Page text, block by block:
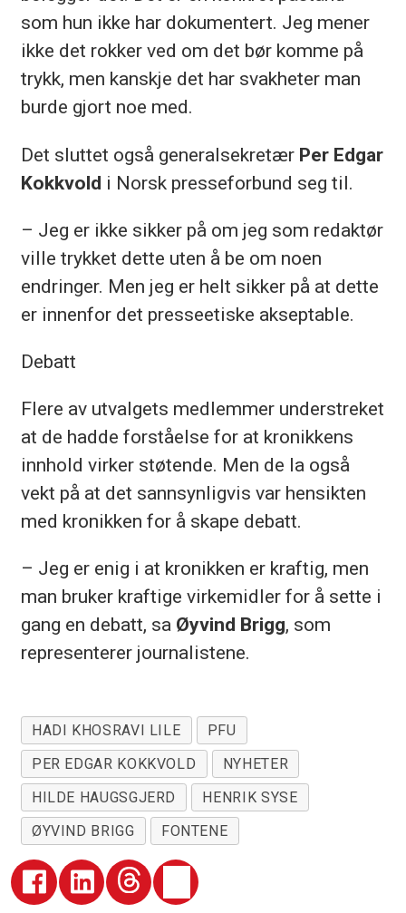
som hun ikke har dokumentert. Jeg mener
ikke det rokker ved om det bør komme på
trykk, men kanskje det har svakheter man
burde gjort noe med.
Det sluttet også generalsekretær Per Edgar
Kokkvold i Norsk presseforbund seg til.
– Jeg er ikke sikker på om jeg som redaktør
ville trykket dette uten å be om noen
endringer. Men jeg er helt sikker på at dette
er innenfor det presseetiske akseptable.
Debatt
Flere av utvalgets medlemmer understreket
at de hadde forståelse for at kronikkens
innhold virker støtende. Men de la også
vekt på at det sannsynligvis var hensikten
med kronikken for å skape debatt.
– Jeg er enig i at kronikken er kraftig, men
man bruker kraftige virkemidler for å sette i
gang en debatt, sa Øyvind Brigg, som
representerer journalistene.
HADI KHOSRAVI LILE
PFU
PER EDGAR KOKKVOLD
NYHETER
HILDE HAUGSGJERD
HENRIK SYSE
ØYVIND BRIGG
FONTENE